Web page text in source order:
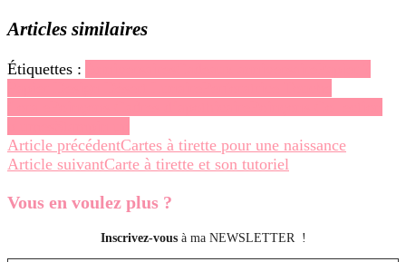
Articles similaires
Étiquettes :
Navigation
d’article
Article précédentCartes à tirette pour une naissance
Article suivantCarte à tirette et son tutoriel
Vous en voulez plus ?
Inscrivez-vousà ma NEWSLETTER !